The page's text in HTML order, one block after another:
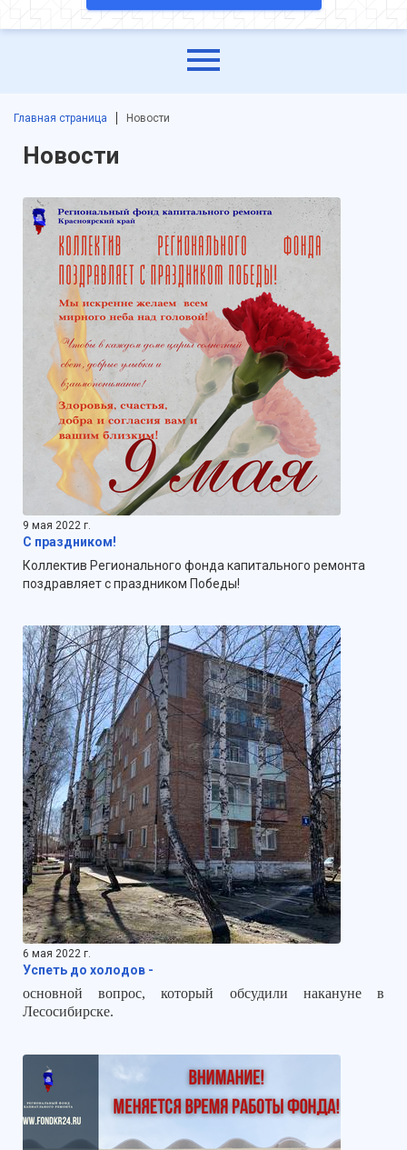
Главная страница Новости
Новости
9 мая 2022 г.
С праздником!
Коллектив Регионального фонда капитального ремонта
поздравляет с праздником Победы!
6 мая 2022 г.
Успеть до холодов -
основной вопрос, который обсудили накануне в
Лесосибирске.